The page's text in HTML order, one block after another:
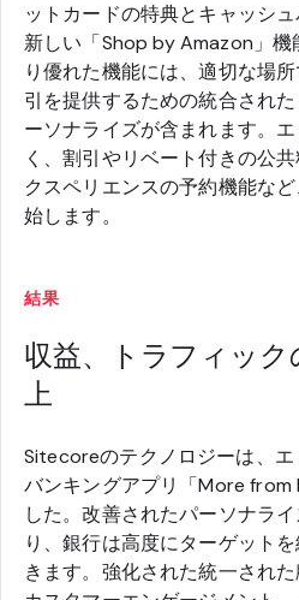
ットカードの特典とキャッシ
新しい「Shop by Amazon」機
り優れた機能には、適切な場
引を提供するための統合され
ーソナライズが含まれます。
く、割引やリベート付きの公
クスペリエンスの予約機能な
始します。
結果
収益、トラフィック
上
Sitecoreのテクノロジーは、エ
バンキングアプリ「More from
した。改善されたパーソナラ
り、銀行は高度にターゲット
きます。強化された統一され